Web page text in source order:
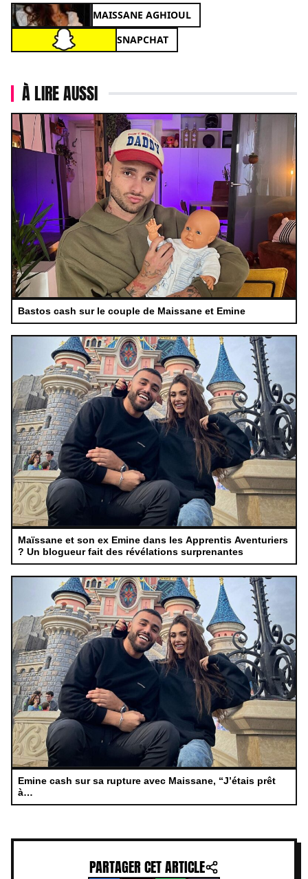
MAISSANE AGHIOUL
SNAPCHAT
À LIRE AUSSI
Bastos cash sur le couple de Maissane et Emine
Maïssane et son ex Emine dans les Apprentis Aventuriers
? Un blogueur fait des révélations surprenantes
Emine cash sur sa rupture avec Maissane, “J’étais prêt
à…
PARTAGER CET ARTICLE